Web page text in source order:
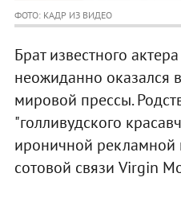
ФОТО: КАДР ИЗ ВИДЕО
Брат известного актера
неожиданно оказался
мировой прессы.
"голливудского
ироничной рекламной
сотовой связи Virgin